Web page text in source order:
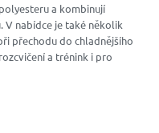
a kombinují
nabídce je také několik
přechodu do chladnějšího
a trénink i pro